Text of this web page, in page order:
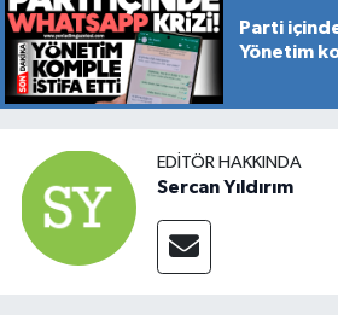
Parti
Yönetim
EDITÖR HAKKINDA
Sercan Yıldırım